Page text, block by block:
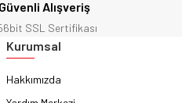
Güvenli Alışveriş
SSL Sertifikası
Kurumsal
Hakkımızda